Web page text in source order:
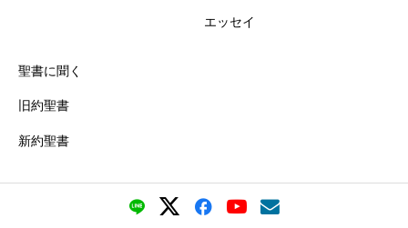
エッセイ
聖書に聞く
旧約聖書
新約聖書